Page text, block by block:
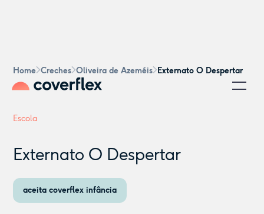
Home Creches Oliveira de Azeméis Externato O Despertar
Escola
Externato O Despertar
aceita coverflex infância